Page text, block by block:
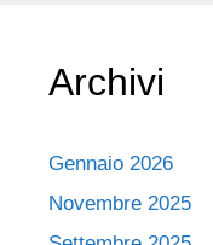
Archivi
Gennaio 2026
Novembre 2025